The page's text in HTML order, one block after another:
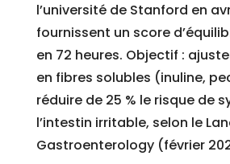
l’université de Stanford en
fournissent un score
en 72 heures. Objectif :
en fibres solubles (inuline,
réduire de 25 % le risque de
l’intestin irritable, selon le
Gastroenterology (février